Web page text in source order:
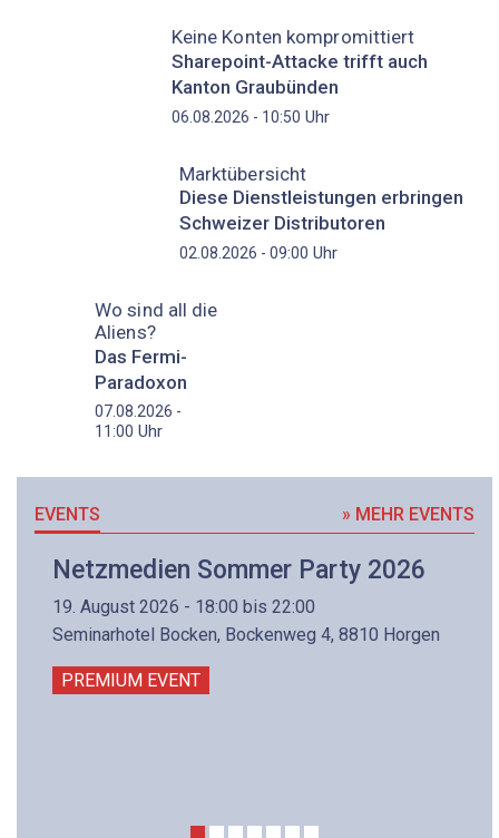
Keine Konten kompromittiert
Sharepoint-Attacke trifft auch
Kanton Graubünden
06.08.2026 - 10:50 Uhr
Marktübersicht
Diese Dienstleistungen erbringen
Schweizer Distributoren
02.08.2026 - 09:00 Uhr
Wo sind all die
Aliens?
Das Fermi-
Paradoxon
07.08.2026 -
11:00 Uhr
EVENTS » MEHR EVENTS
Netzmedien Sommer Party 2026
19. August 2026 - 18:00 bis 22:00
Seminarhotel Bocken, Bockenweg 4, 8810 Horgen
PREMIUM EVENT